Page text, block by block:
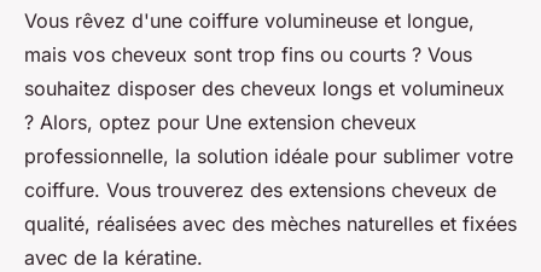
Vous rêvez d'une coiffure volumineuse et longue,
mais vos cheveux sont trop fins ou courts ? Vous
souhaitez disposer des cheveux longs et volumineux
? Alors, optez pour Une extension cheveux
professionnelle, la solution idéale pour sublimer votre
coiffure. Vous trouverez des extensions cheveux de
qualité, réalisées avec des mèches naturelles et fixées
avec de la kératine.